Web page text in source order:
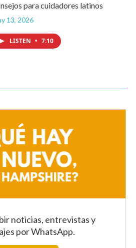
para cuidadores latinos
13, 2026
LISTEN • 7:10
noticias, entrevistas y
por WhatsApp.